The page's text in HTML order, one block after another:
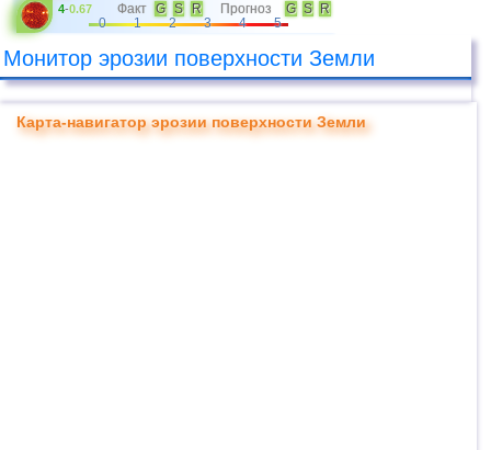
4-0.67 Факт G S R Прогноз G S
R
0
1 2 3 4 5
Монитор эрозии поверхности Земли
Карта-навигатор эрозии поверхности Земли